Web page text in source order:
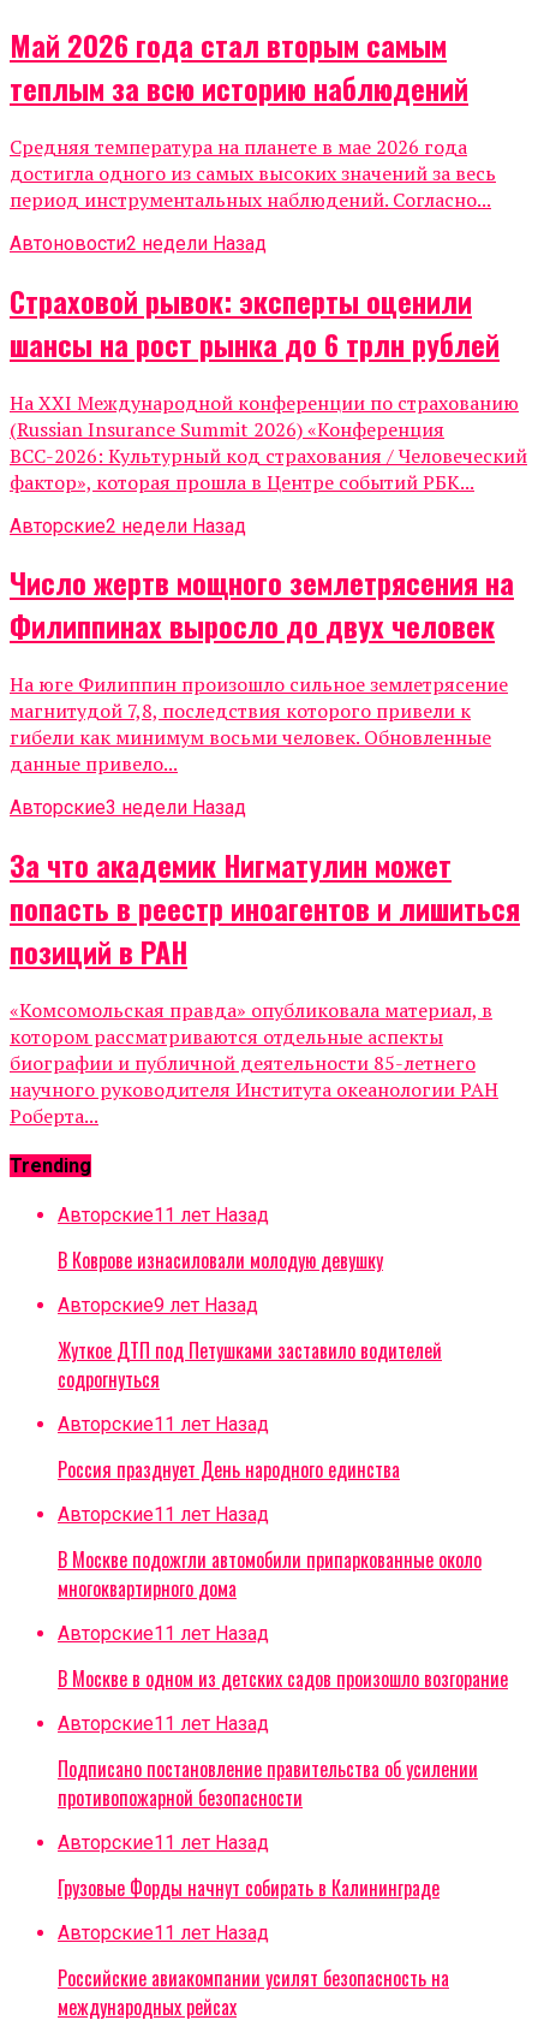
Май 2026 года стал вторым самым
теплым за всю историю наблюдений
Средняя температура на планете в мае 2026 года
достигла одного из самых высоких значений за весь
период инструментальных наблюдений. Согласно...
Автоновости2 недели Назад
Страховой рывок: эксперты оценили
шансы на рост рынка до 6 трлн рублей
На XXI Международной конференции по страхованию
(Russian Insurance Summit 2026) «Конференция
ВСС-2026: Культурный код страхования / Человеческий
фактор», которая прошла в Центре событий РБК...
Авторские2 недели Назад
Число жертв мощного землетрясения на
Филиппинах выросло до двух человек
На юге Филиппин произошло сильное землетрясение
магнитудой 7,8, последствия которого привели к
гибели как минимум восьми человек. Обновленные
данные привело...
Авторские3 недели Назад
За что академик Нигматулин может
попасть в реестр иноагентов и лишиться
позиций в РАН
«Комсомольская правда» опубликовала материал, в
котором рассматриваются отдельные аспекты
биографии и публичной деятельности 85-летнего
научного руководителя Института океанологии РАН
Роберта...
Trending
Авторские11 лет Назад
В Коврове изнасиловали молодую девушку
Авторские9 лет Назад
Жуткое ДТП под Петушками заставило водителей
содрогнуться
Авторские11 лет Назад
Россия празднует День народного единства
Авторские11 лет Назад
В Москве подожгли автомобили припаркованные около
многоквартирного дома
Авторские11 лет Назад
В Москве в одном из детских садов произошло возгорание
Авторские11 лет Назад
Подписано постановление правительства об усилении
противопожарной безопасности
Авторские11 лет Назад
Грузовые Форды начнут собирать в Калининграде
Авторские11 лет Назад
Российские авиакомпании усилят безопасность на
международных рейсах